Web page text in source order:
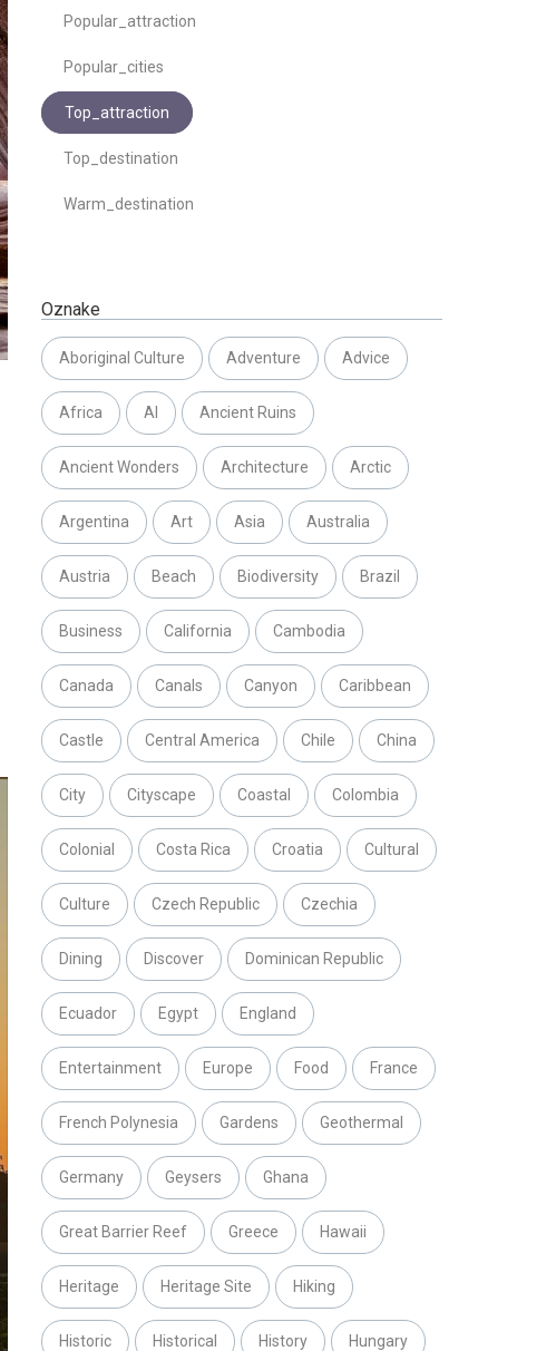
Popular_attraction
Popular_cities
Top_attraction
Top_destination
Warm_destination
Oznake
Aboriginal Culture Adventure Advice
Africa AI Ancient Ruins
Ancient Wonders Architecture Arctic
Argentina Art Asia Australia
Austria Beach Biodiversity Brazil
Business California Cambodia
Canada Canals Canyon Caribbean
Castle Central America Chile China
City Cityscape Coastal Colombia
Colonial Costa Rica Croatia Cultural
Culture Czech Republic Czechia
Dining Discover Dominican Republic
Ecuador Egypt England
Entertainment Europe Food France
French Polynesia Gardens Geothermal
Germany Geysers Ghana
Great Barrier Reef Greece Hawaii
Heritage Heritage Site Hiking
Historic Historical History Hungary